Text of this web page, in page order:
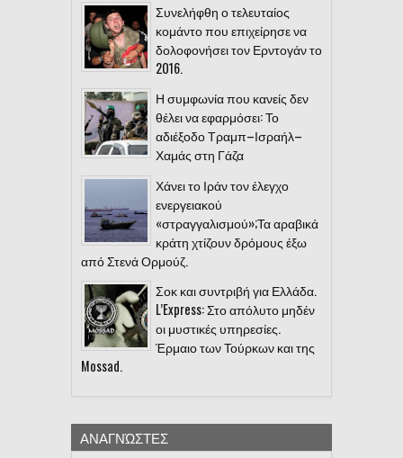
Συνελήφθη ο τελευταίος
κομάντο που επιχείρησε να
δολοφονήσει τον Ερντογάν το
2016.
Η συμφωνία που κανείς δεν
θέλει να εφαρμόσει: Το
αδιέξοδο Τραμπ–Ισραήλ–
Χαμάς στη Γάζα
Χάνει το Ιράν τον έλεγχο
ενεργειακού
«στραγγαλισμού»;Τα αραβικά
κράτη χτίζουν δρόμους έξω
από Στενά Ορμούζ.
Σοκ και συντριβή για Ελλάδα.
L’Express: Στο απόλυτο μηδέν
οι μυστικές υπηρεσίες.
Έρμαιο των Τούρκων και της
Mossad.
ΑΝΑΓΝΏΣΤΕΣ